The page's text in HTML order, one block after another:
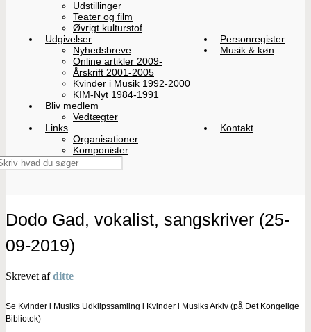
Udstillinger
Teater og film
Øvrigt kulturstof
Udgivelser
Nyhedsbreve
Online artikler 2009-
Årskrift 2001-2005
Kvinder i Musik 1992-2000
KIM-Nyt 1984-1991
Personregister
Musik & køn
Bliv medlem
Vedtægter
Links
Organisationer
Komponister
Kontakt
Dodo Gad, vokalist, sangskriver (25-
09-2019)
Skrevet afditte
Se Kvinder i Musiks Udklipssamling i Kvinder i Musiks Arkiv (på Det Kongelige
Bibliotek)